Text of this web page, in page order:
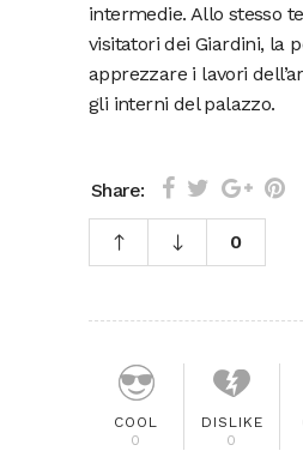
intermedie. Allo stesso
visitatori dei Giardini, la
apprezzare i lavori
gli interni del palazzo.
Share:
0
COOL
0
DISLIKE
0